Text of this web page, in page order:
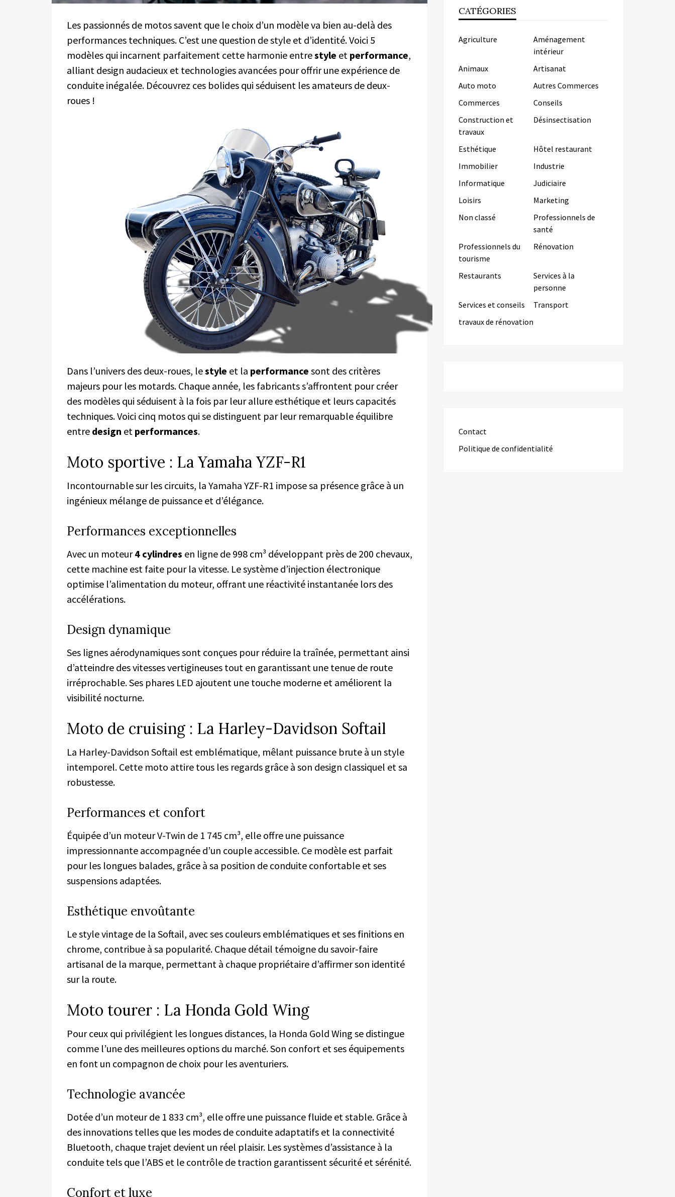
Les passionnés de motos savent que le choix d’un modèle va bien au-delà des
performances techniques. C’est une question de style et d’identité. Voici 5
modèles qui incarnent parfaitement cette harmonie entrestyle et performance,
alliant design audacieux et technologies avancées pour offrir une expérience de
conduite inégalée. Découvrez ces bolides qui séduisent les amateurs de deux-
roues !
Dans l’univers des deux-roues, lestyle et la performance sont des critères
majeurs pour les motards. Chaque année, les fabricants s’affrontent pour créer
des modèles qui séduisent à la fois par leur allure esthétique et leurs capacités
techniques. Voici cinq motos qui se distinguent par leur remarquable équilibre
entre design et performances.
Moto sportive : La Yamaha YZF-R1
Incontournable sur les circuits, la Yamaha YZF-R1 impose sa présence grâce à un
ingénieux mélange de puissance et d’élégance.
Performances exceptionnelles
Avec un moteur4 cylindres en ligne de 998 cm³ développant près de 200 chevaux,
cette machine est faite pour la vitesse. Le système d’injection électronique
optimise l’alimentation du moteur, offrant une réactivité instantanée lors des
accélérations.
Design dynamique
Ses lignes aérodynamiques sont conçues pour réduire la traînée, permettant ainsi
d’atteindre des vitesses vertigineuses tout en garantissant une tenue de route
irréprochable. Ses phares LED ajoutent une touche moderne et améliorent la
visibilité nocturne.
Moto de cruising : La Harley-Davidson Softail
La Harley-Davidson Softail est emblématique, mêlant puissance brute à un style
intemporel. Cette moto attire tous les regards grâce à son design classiquel et sa
robustesse.
Performances et confort
Équipée d’un moteur V-Twin de 1 745 cm³, elle offre une puissance
impressionnante accompagnée d’un couple accessible. Ce modèle est parfait
pour les longues balades, grâce à sa position de conduite confortable et ses
suspensions adaptées.
Esthétique envoûtante
Le style vintage de la Softail, avec ses couleurs emblématiques et ses finitions en
chrome, contribue à sa popularité. Chaque détail témoigne du savoir-faire
artisanal de la marque, permettant à chaque propriétaire d’affirmer son identité
sur la route.
Moto tourer : La Honda Gold Wing
Pour ceux qui privilégient les longues distances, la Honda Gold Wing se distingue
comme l’une des meilleures options du marché. Son confort et ses équipements
en font un compagnon de choix pour les aventuriers.
Technologie avancée
Dotée d’un moteur de 1 833 cm³, elle offre une puissance fluide et stable. Grâce à
des innovations telles que les modes de conduite adaptatifs et la connectivité
Bluetooth, chaque trajet devient un réel plaisir. Les systèmes d’assistance à la
conduite tels que l’ABS et le contrôle de traction garantissent sécurité et sérénité.
Confort et luxe
CATÉGORIES
Agriculture
Aménagement
intérieur
Animaux
Artisanat
Auto moto
Autres Commerces
Commerces
Conseils
Construction et
travaux
Désinsectisation
Esthétique
Hôtel restaurant
Immobilier
Industrie
Informatique
Judiciaire
Loisirs
Marketing
Non classé
Professionnels de
santé
Professionnels du
tourisme
Rénovation
Restaurants
Services à la
personne
Services et conseils
Transport
travaux de rénovation
Contact
Politique de confidentialité